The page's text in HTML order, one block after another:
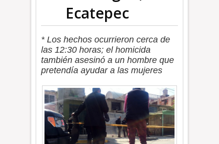
Ecatepec
* Los hechos ocurrieron cerca de
las 12:30 horas; el homicida
también asesinó a un hombre que
pretendía ayudar a las mujeres